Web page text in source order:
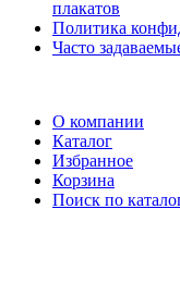
плакатов
Политика
Часто
О компании
Каталог
Избранное
Корзина
Поиск по